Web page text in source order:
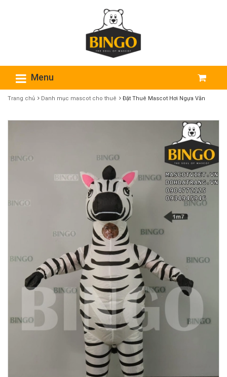
Menu
Trang chủ Danh mục mascot cho thuê Đặt Thuê Mascot Hơi Ngựa Vằn